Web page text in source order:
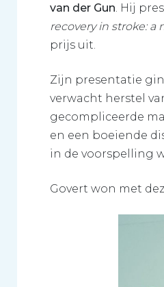
van der Gun . Hij
recovery in stroke:
prijs uit.
Zijn presentatie
verwacht herstel
gecompliceerde
en een boeiende
in de voorspelling
Govert won met